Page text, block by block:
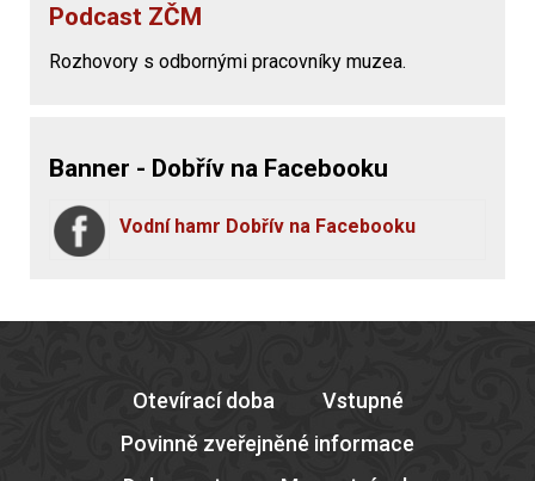
Podcast ZČM
Rozhovory s odbornými pracovníky muzea.
Banner - Dobřív na Facebooku
Vodní hamr Dobřív na Facebooku
Otevírací doba
Vstupné
Povinně zveřejněné informace